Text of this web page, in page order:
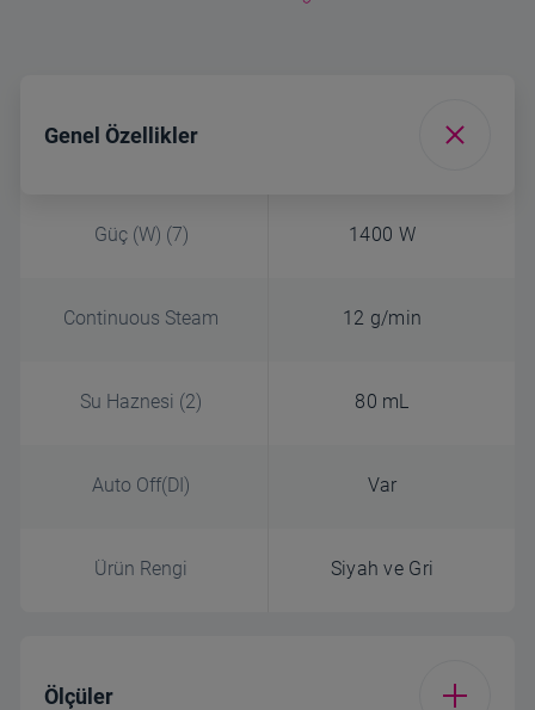
Genel Özellikler
Güç (W) (7) 1400 W
Continuous Steam 12 g/min
Su Haznesi (2) 80 mL
Auto Off(DI) Var
Ürün Rengi Siyah ve Gri
Ölçüler